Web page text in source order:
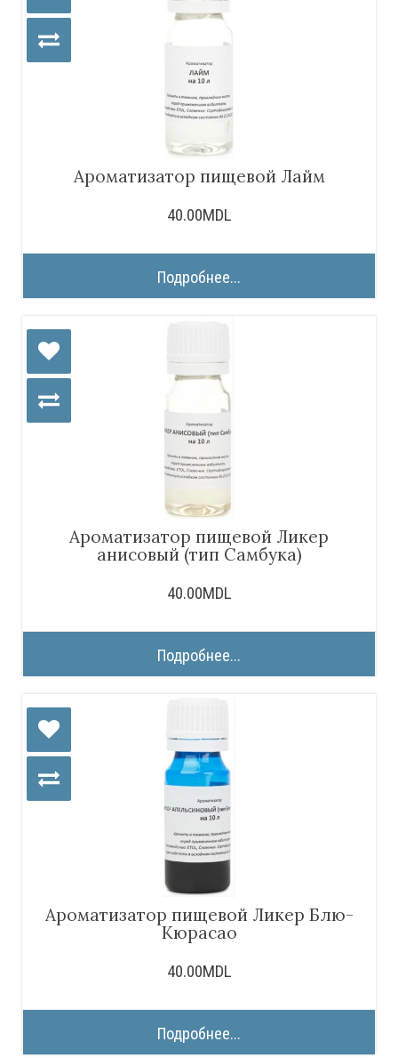
Ароматизатор пищевой Лайм
40.00MDL
Подробнее...
Ароматизатор пищевой Ликер
анисовый (тип Самбука)
40.00MDL
Подробнее...
Ароматизатор пищевой Ликер Блю-
Кюрасао
40.00MDL
Подробнее...